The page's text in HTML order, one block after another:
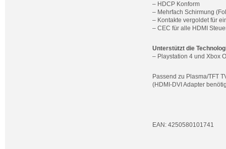
– HDCP Konform
– Mehrfach Schirmung
– Kontakte vergoldet für
– CEC für alle HDMI
Unterstützt die
– Playstation 4 und Xbox
Passend zu Plasma/TFT
(HDMI-DVI Adapter
EAN: 4250580101741